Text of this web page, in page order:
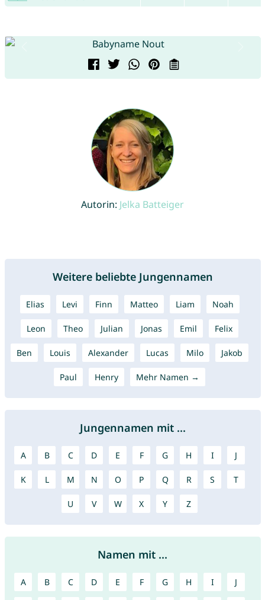
Autorin: Jelka Batteiger
Weitere beliebte Jungennamen
Elias Levi Finn Matteo Liam Noah
Leon Theo Julian Jonas Emil Felix
Ben Louis Alexander Lucas Milo Jakob
Paul Henry Mehr Namen →
Jungennamen mit ...
A B C D E F G H I J
K L M N O P Q R S T
U V W X Y Z
Namen mit ...
A B C D E F G H I J